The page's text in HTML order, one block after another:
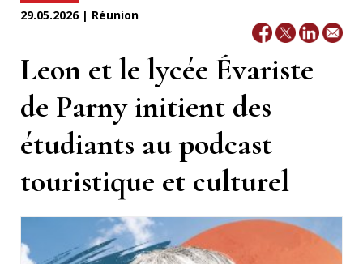
29.05.2026 | Réunion
Leon et le lycée Évariste
de Parny initient des
étudiants au podcast
touristique et culturel